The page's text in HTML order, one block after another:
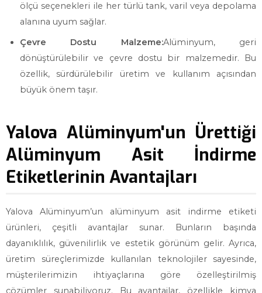
ölçü seçenekleri ile her türlü tank, varil veya depolama
alanına uyum sağlar.
Çevre Dostu Malzeme:Alüminyum, geri
dönüştürülebilir ve çevre dostu bir malzemedir. Bu
özellik, sürdürülebilir üretim ve kullanım açısından
büyük önem taşır.
Yalova Alüminyum'un Ürettiği
Alüminyum Asit İndirme
Etiketlerinin Avantajları
Yalova Alüminyum’un alüminyum asit indirme etiketi
ürünleri, çeşitli avantajlar sunar. Bunların başında
dayanıklılık, güvenilirlik ve estetik görünüm gelir. Ayrıca,
üretim süreçlerimizde kullanılan teknolojiler sayesinde,
müşterilerimizin ihtiyaçlarına göre özelleştirilmiş
çözümler sunabiliyoruz. Bu avantajlar, özellikle kimya